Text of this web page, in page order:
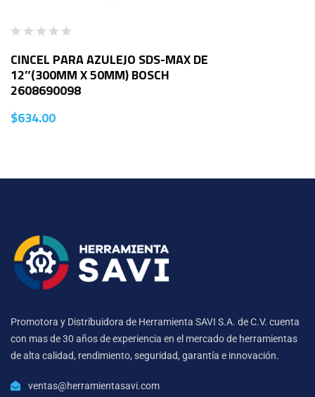
CINCEL PARA AZULEJO SDS-MAX DE
12″(300MM X 50MM) BOSCH
2608690098
$634.00
Promotora y Distribuidora de Herramienta SAVI S.A. de C.V. cuenta
con mas de 30 años de experiencia en el mercado de herramientas
de alta calidad, rendimiento, seguridad, garantía e innovación.
ventas@herramientasavi.com